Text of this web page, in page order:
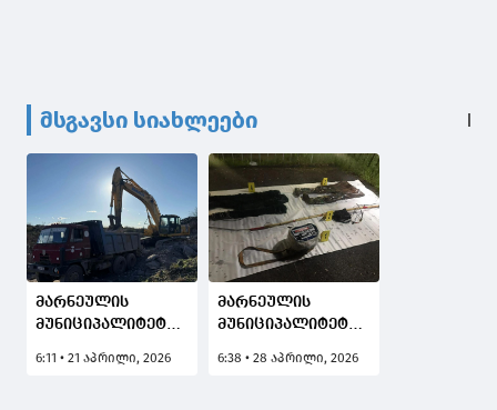
მსგავსი სიახლეები
მარნეულის
მუნიციპალიტეტში
მოპოვების ფაქტი
6:11 • 21 აპრილი, 2026
მარნეულის
მუნიციპალიტეტში
თევზჭერის ფაქტი
6:38 • 28 აპრილი, 2026